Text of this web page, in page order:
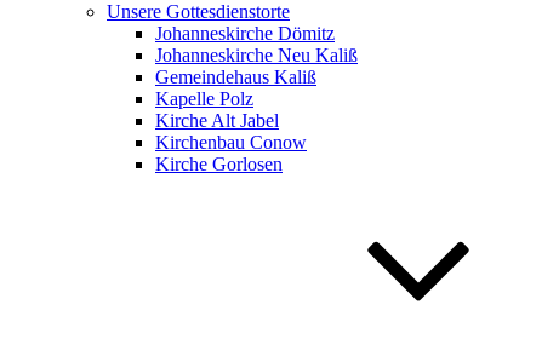
Unsere Gottesdienstorte
Johanneskirche Dömitz
Johanneskirche Neu Kaliß
Gemeindehaus Kaliß
Kapelle Polz
Kirche Alt Jabel
Kirchenbau Conow
Kirche Gorlosen